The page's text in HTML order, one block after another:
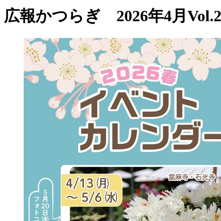
広報かつらぎ 2026年4月